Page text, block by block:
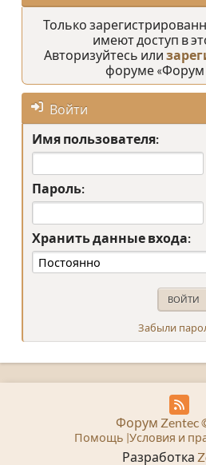
Только
имеют доступ в
Авторизуйтесь или
форуме «Форум
Войти
Имя пользователя:
Пароль:
Хранить данные входа:
Забыли
Разработка
Форум Zentec
Помощь Условия и